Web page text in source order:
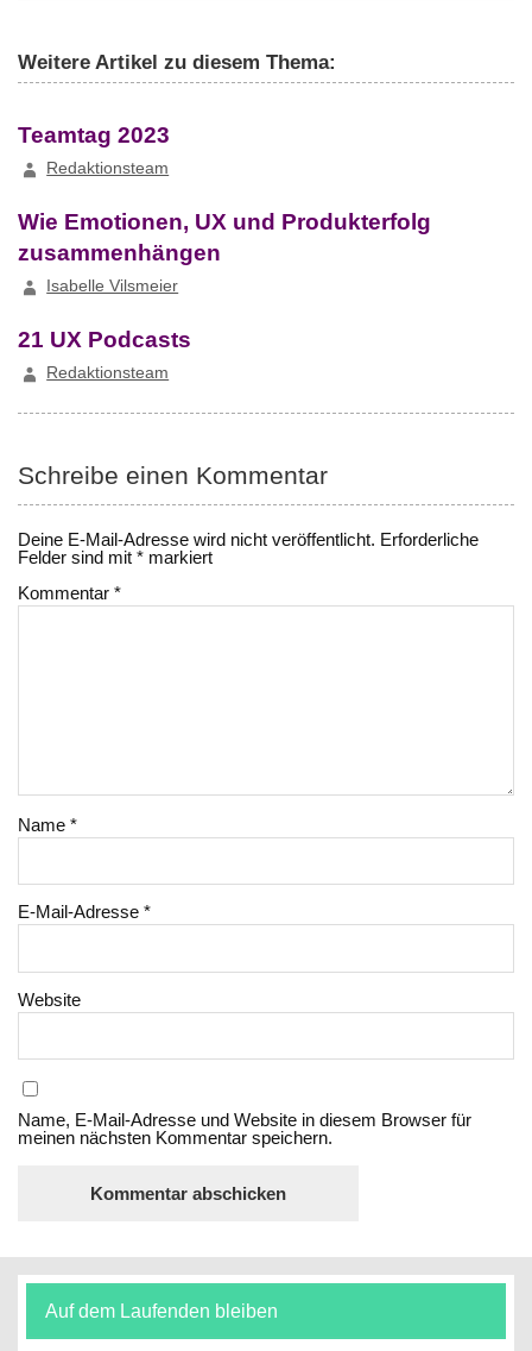
Weitere Artikel zu diesem Thema:
Teamtag 2023
Redaktionsteam
Wie Emotionen, UX und Produkterfolg
zusammenhängen
Isabelle Vilsmeier
21 UX Podcasts
Redaktionsteam
Schreibe einen Kommentar
Deine E-Mail-Adresse wird nicht veröffentlicht. Erforderliche
Felder sind mit* markiert
Kommentar*
Name*
E-Mail-Adresse*
Website
Name, E-Mail-Adresse und Website in diesem Browser für
meinen nächsten Kommentar speichern.
Auf dem Laufenden bleiben